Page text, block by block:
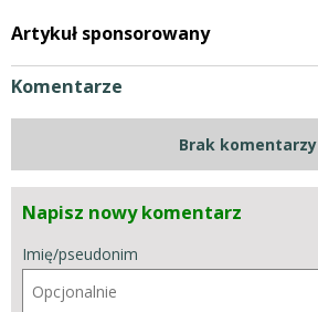
Artykuł sponsorowany
Komentarze
Brak komentarzy
Napisz nowy komentarz
Imię/pseudonim